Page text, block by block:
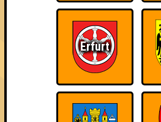
Errungenschaften
Kleiner Hinweis: bei uns sind Teams,
verlieren, trotzdem auf dem 1. Platz
schließlich verdient! Entsprechend
Errungenschaften für den 1. Platz.
Erfurt